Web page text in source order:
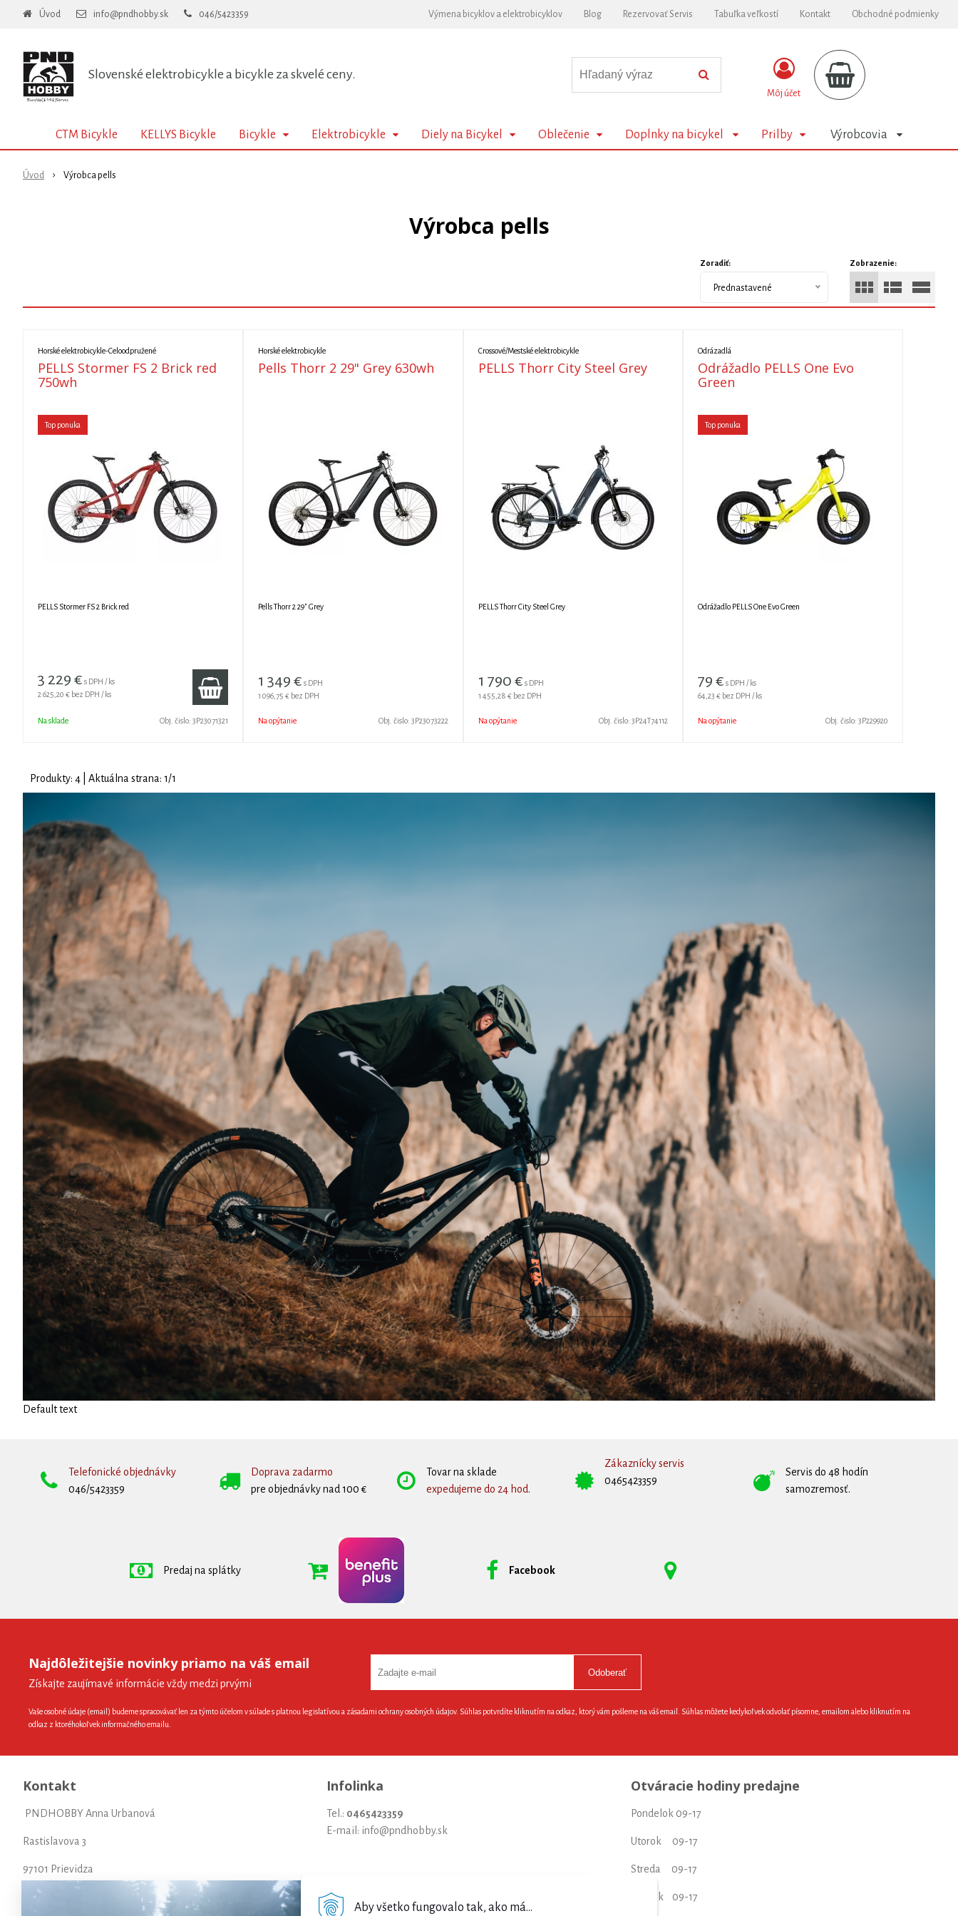
Aby všetko fungovalo tak, ako má...
Slovenské elektrobicykle a bicykle za skvelé ceny.
Úvod info@pndhobby.sk 046/5423359 Výmena bicyklov a elektrobicyklov Blog Rezervovať Servis Tabuľka veľkostí Kontakt Obchodné podmienky
Môj účet
CTM Bicykle KELLYS Bicykle Bicykle Elektrobicykle Diely na Bicykel Oblečenie Doplnky na bicykel Prilby Výrobcovia
Úvod Výrobca pells
Výrobca pells
Zobrazenie:
Zoradiť:
Prednastavené
Horské elektrobicykle-Celoodpružené
PELLS Stormer FS 2 Brick red
750wh
Top ponuka
PELLS Stormer FS 2 Brick red
3 229 € s DPH / ks
2 625,20 € bez DPH / ks
Na sklade Obj. čislo: 3P23071321
Horské elektrobicykle
Pells Thorr 2 29" Grey 630wh
Pells Thorr 2 29" Grey
1 349 € s DPH
1 096,75 € bez DPH
Na opýtanie Obj. čislo: 3P23073222
Crossové/Mestské elektrobicykle
PELLS Thorr City Steel Grey
PELLS Thorr City Steel Grey
1 790 € s DPH
1 455,28 € bez DPH
Na opýtanie Obj. čislo:3P24T74112
Odrázadlá
Odrážadlo PELLS One Evo
Green
Top ponuka
Odrážadlo PELLS One Evo Green
79 € s DPH / ks
64,23 € bez DPH / ks
Na opýtanie Obj. čislo: 3P229920
Produkty: 4 | Aktuálna strana: 1/1
Default text
Telefonické objednávky
046/5423359
Doprava zadarmo
pre objednávky nad 100 €
Tovar na sklade
expedujeme do 24 hod.
Zákaznícky servis
0465423359
Servis do 48 hodín
samozremosť.
Predaj na splátky Facebook
Najdôležitejšie novinky priamo na váš email
Získajte zaujímavé informácie vždy medzi prvými
Odoberať
Vaše osobné údaje (email) budeme spracovávať len za týmto účelom v súlade s platnou legislatívou a zásadami ochrany osobných údajov. Súhlas potvrdíte kliknutím na odkaz, ktorý vám pošleme na váš email. Súhlas môžete kedykoľvek odvolať písomne, emailom alebo kliknutím na
odkaz z ktoréhokoľvek informačného emailu.
Kontakt
PNDHOBBY Anna Urbanová
Rastislavova 3
97101 Prievidza
Infolinka
Tel.: 0465423359
E-mail: info@pndhobby.sk
Otváracie hodiny predajne
Pondelok 09-17
Utorok 09-17
Streda 09-17
Štvrtok 09-17